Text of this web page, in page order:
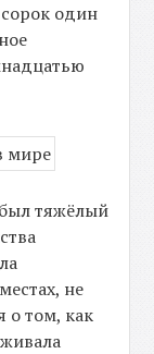
один
тяжёлый
не
о том, как